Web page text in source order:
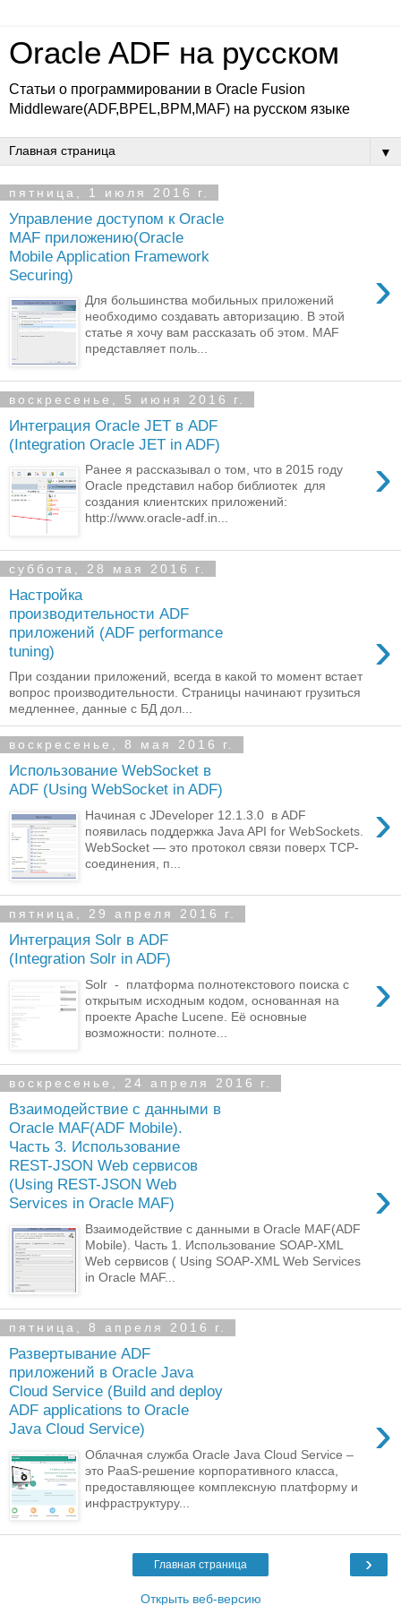
Oracle ADF на русском
Статьи о программировании в Oracle Fusion
Middleware(ADF,BPEL,BPM,MAF) на русском языке
▼
пятница, 1 июля 2016 г.
Управление доступом к Oracle
MAF приложению(Oracle
Mobile Application Framework
Securing)
›
Для большинства мобильных приложений
необходимо создавать авторизацию. В этой
статье я хочу вам рассказать об этом. MAF
представляет поль...
воскресенье, 5 июня 2016 г.
Интеграция Oracle JET в ADF
(Integration Oracle JET in ADF)
›
Ранее я рассказывал о том, что в 2015 году
Oracle представил набор библиотек для
создания клиентских приложений:
http://www.oracle-adf.in...
суббота, 28 мая 2016 г.
Настройка
производительности ADF
приложений (ADF performance
tuning)
›
При создании приложений, всегда в какой то момент встает
вопрос производительности. Страницы начинают грузиться
медленнее, данные с БД дол...
воскресенье, 8 мая 2016 г.
Использование WebSocket в
ADF (Using WebSocket in ADF)
›
Начиная с JDeveloper 12.1.3.0 в ADF
появилась поддержка Java API for WebSockets.
WebSocket — это протокол связи поверх TCP-
соединения, п...
пятница, 29 апреля 2016 г.
Интеграция Solr в ADF
(Integration Solr in ADF)
›
Solr - платформа полнотекстового поиска с
открытым исходным кодом, основанная на
проекте Apache Lucene. Её основные
возможности: полноте...
воскресенье, 24 апреля 2016 г.
Взаимодействие с данными в
Oracle MAF(ADF Mobile).
Часть 3. Использование
REST-JSON Web сервисов
(Using REST-JSON Web
Services in Oracle MAF)
›
Взаимодействие с данными в Oracle MAF(ADF
Mobile). Часть 1. Использование SOAP-XML
Web сервисов ( Using SOAP-XML Web Services
in Oracle MAF...
пятница, 8 апреля 2016 г.
Развертывание ADF
приложений в Oracle Java
Cloud Service (Build and deploy
ADF applications to Oracle
Java Cloud Service)
›
Облачная служба Oracle Java Cloud Service –
это PaaS-решение корпоративного класса,
предоставляющее комплексную платформу и
инфраструктуру...
›
Главная страница
Открыть веб-версию